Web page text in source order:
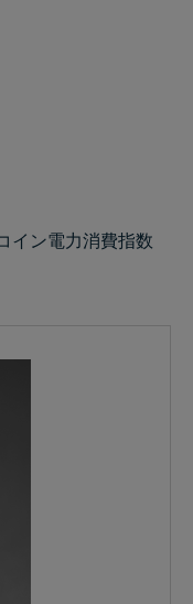
イン電力消費指数